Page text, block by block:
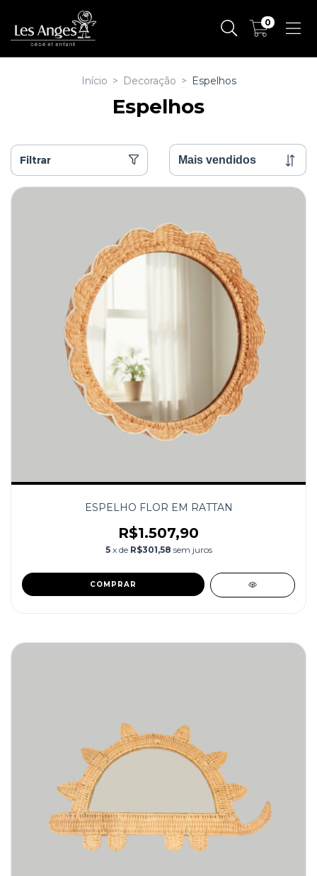
0
Início > Decoração > Espelhos
Espelhos
Filtrar
ESPELHO FLOR EM RATTAN
R$1.507,90
5 x de R$301,58 sem juros